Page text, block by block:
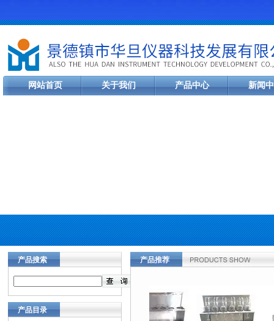
网站首页 关于我们 产品中心 新闻
产品搜索
产品目录
产品推荐